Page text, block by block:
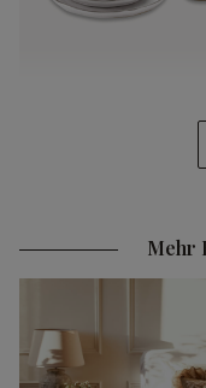
Geschirr 30er Set
Mehr